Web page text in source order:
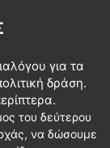
για τα
δράση.
του δεύτερου
να δώσουμε